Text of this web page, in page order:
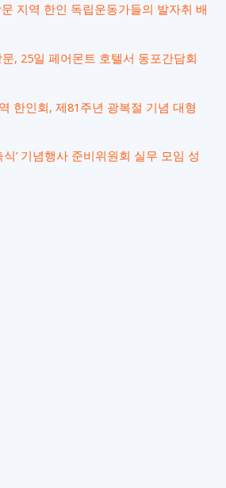
지역 한인 독립운동가들의 발자취 배
, 25일 페어몬트 호텔서 동포간담회
한인회, 제81주년 광복절 기념 대형
’ 기념행사 준비위원회 실무 모임 성